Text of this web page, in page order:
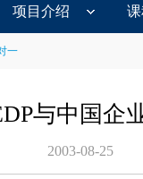
项目介绍
一
与中国企
2003-08-25